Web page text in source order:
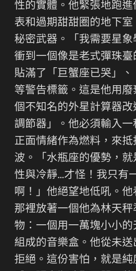
性的實體。他緊張地跑進
表和過期甜甜圈的地下
秘密武器。「我需要星
衝到一個像是老式彈珠臺
貼滿了「巨蟹座已哭」、
等警告標籤。這是他用
個不知名的外星計算器
調節器」。他必須輸入
正面情緒作為燃料，來
波。「水瓶座的優勢，
性與冷靜…才怪！我只有
啊！」他絕望地低吼。他
那裡放著一個他為林天
物：一個用一萬塊小小
組成的音樂盒。他從未
拒絕。這份害怕，就是